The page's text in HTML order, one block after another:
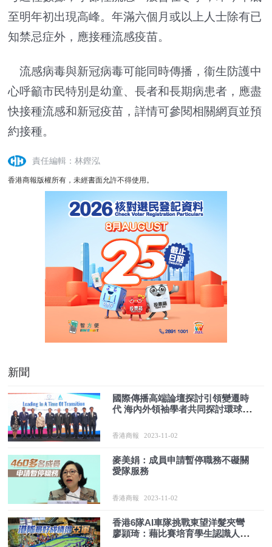
至明年初出現高峰。年滿六個月或以上人士除有已
知禁忌症外，應接種流感疫苗。
流感病毒與新冠病毒可能同時傳播，衞生防護中
心呼籲市民特別是幼童、長者和長期病患者，應盡
快接種流感和新冠疫苗，詳情可參閱相關網頁並預
約接種。
責任編輯：林鏗泓
香港商報版權所有，未經書面允許不得使用。
新聞
國際傳播高端論壇探討引領變遷時
代 海內外領袖學者共同探討環球新
香港商報 2023-11-02
麥美娟：成員申請暫停職務不礙關
愛隊服務
香港商報 2023-11-02
香港6隊AI車隊挑戰東望洋髮夾彎
廖頴琦：藉比賽培育學生認識人工